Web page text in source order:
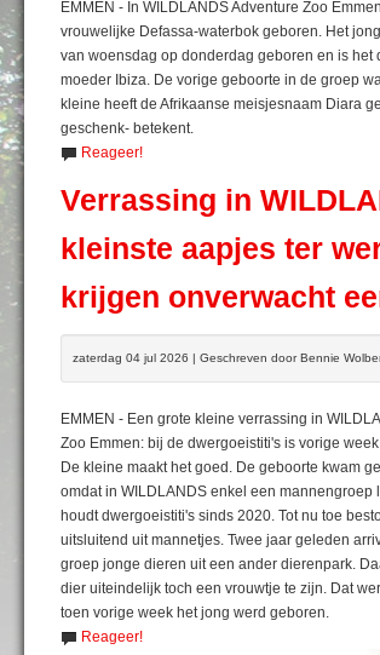
EMMEN - In WILDLANDS Adventure Zoo
vrouwelijke Defassa-waterbok geboren. Het
van woensdag op donderdag geboren en is het
moeder Ibiza. De vorige geboorte in de groep
kleine heeft de Afrikaanse meisjesnaam Diara
geschenk- betekent.
Reageer!
Verrassing in
kleinste aapjes ter
krijgen onverwacht
zaterdag 04 jul 2026 | Geschreven door Bennie
EMMEN - Een grote kleine verrassing in
Zoo Emmen: bij de dwergoeistiti's is vorige
De kleine maakt het goed. De geboorte kwam
omdat in WILDLANDS enkel een mannengroep
houdt dwergoeistiti's sinds 2020. Tot nu toe
uitsluitend uit mannetjes. Twee jaar geleden
groep jonge dieren uit een ander dierenpark.
dier uiteindelijk toch een vrouwtje te zijn. Dat
toen vorige week het jong werd geboren.
Reageer!